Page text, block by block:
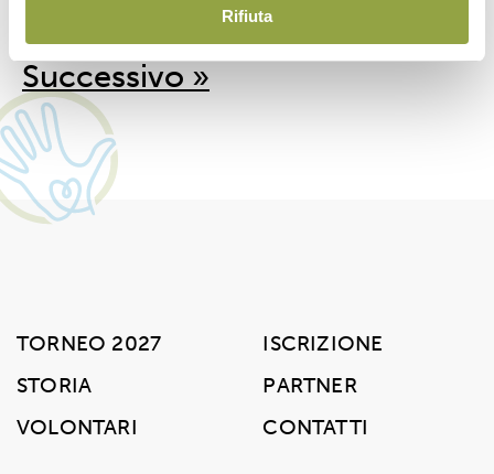
Rifiuta
« Precedente 1 2 3 4 5 6
Successivo »
TORNEO 2027
STORIA
VOLONTARI
ISCRIZIONE
PARTNER
CONTATTI